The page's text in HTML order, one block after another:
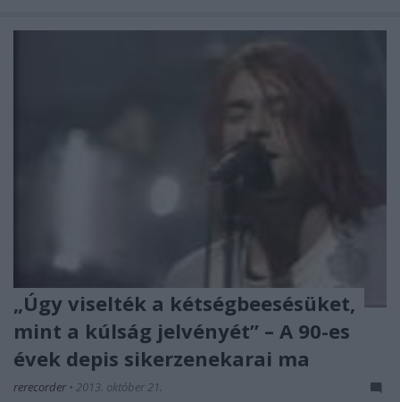
„Úgy viselték a kétségbeesésüket,
mint a kúlság jelvényét” – A 90-es
évek depis sikerzenekarai ma
rerecorder • 2013. október 21.